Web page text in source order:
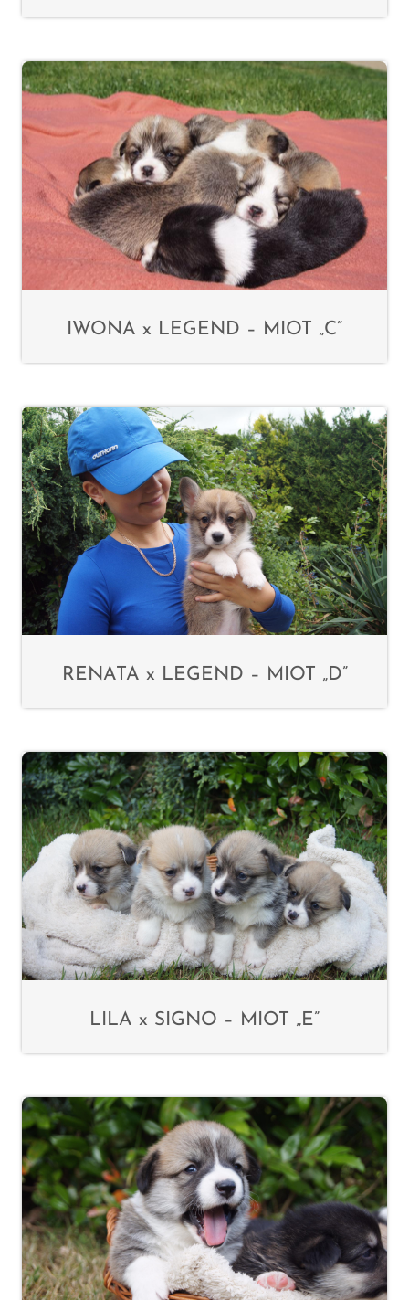
IWONA x LEGEND – MIOT „C”
RENATA x LEGEND – MIOT „D”
LILA x SIGNO – MIOT „E”